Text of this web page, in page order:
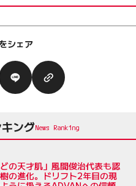
シェア
ング
の天才肌」風間俊治代表も認
の進化。ドリフト2年目の現